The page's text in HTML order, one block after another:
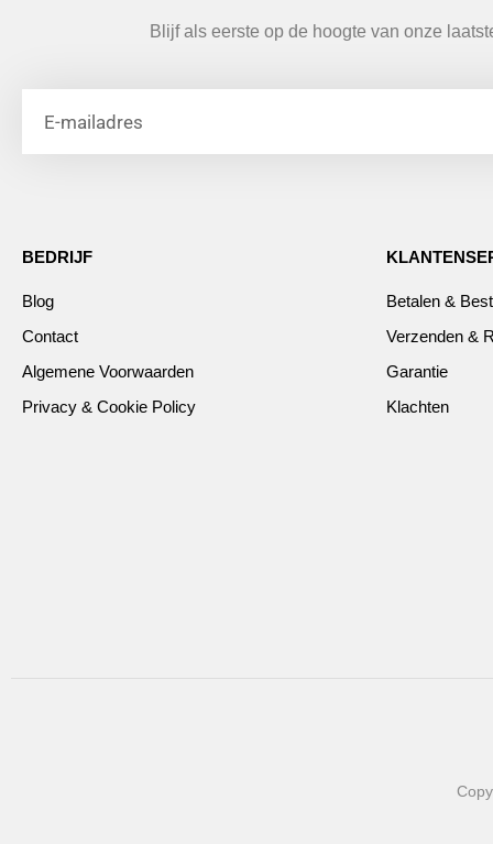
Blijf als eerste op de hoogte van onze
BEDRIJF
Blog
Contact
Algemene Voorwaarden
Privacy & Cookie Policy
Betalen &
Verzenden &
Garantie
Klachten